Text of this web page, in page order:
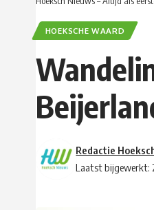
HOEKSCHE WAARD
Laatst bijgewerkt:
Redactie